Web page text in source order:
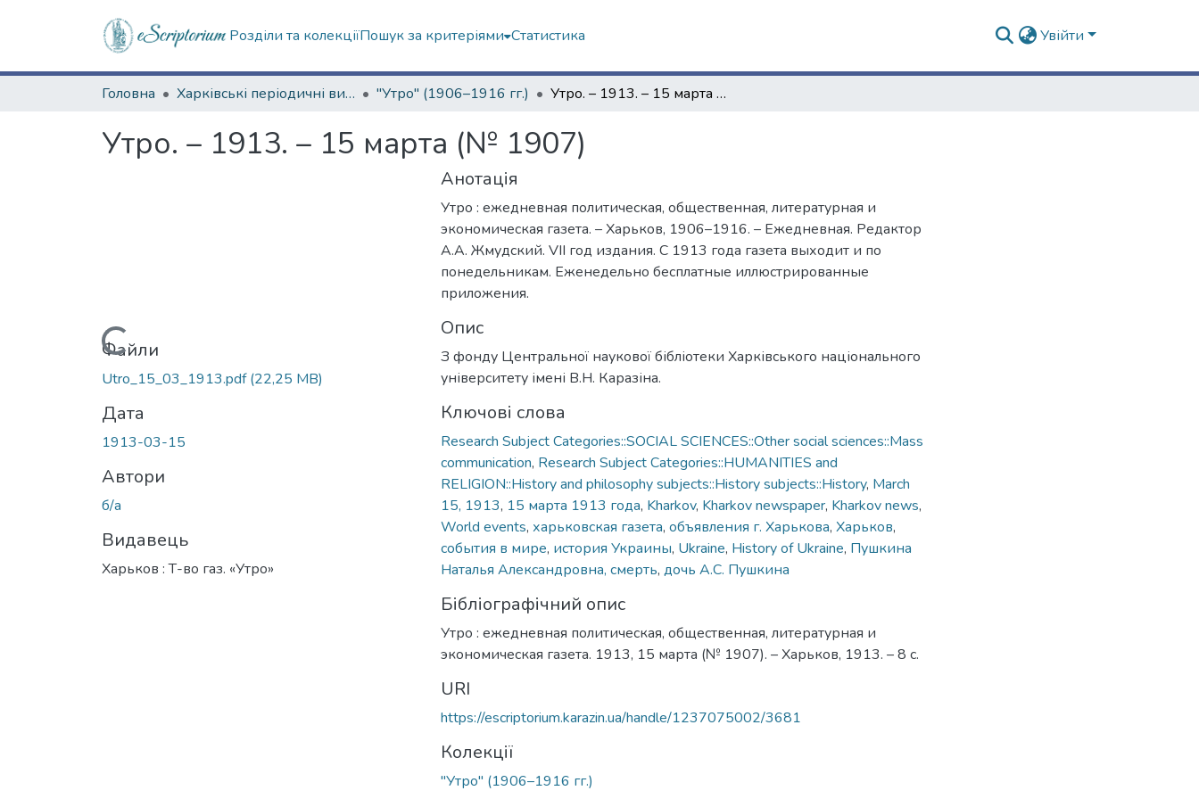
Розділи та колекціїПошук за критеріями Статистика Увійти
Головна Харківські періодичні видання "Утро" (1906–1916 гг.) Утро. – 1913. – 15 марта (№ 1907)
Утро. – 1913. – 15 марта (№ 1907)
Вантажиться...
Файли
Utro_15_03_1913.pdf(22,25 MB)
Дата
1913-03-15
Автори
б/а
Видавець
Харьков : Т-во газ. «Утро»
Анотація
Утро : ежедневная политическая, общественная, литературная и
экономическая газета. – Харьков, 1906–1916. – Ежедневная. Редактор
А.А. Жмудский. VII год издания. С 1913 года газета выходит и по
понедельникам. Еженедельно бесплатные иллюстрированные
приложения.
Опис
З фонду Центральної наукової бібліотеки Харківського національного
університету імені В.Н. Каразіна.
Ключові слова
Research Subject Categories::SOCIAL SCIENCES::Other social sciences::Mass
communication, Research Subject Categories::HUMANITIES and
RELIGION::History and philosophy subjects::History subjects::History, March
15, 1913, 15 марта 1913 года, Kharkov, Kharkov newspaper, Kharkov news,
World events, харьковская газета, объявления г. Харькова, Харьков,
события в мире, история Украины, Ukraine, History of Ukraine, Пушкина
Наталья Александровна, смерть, дочь А.С. Пушкина
Бібліографічний опис
Утро : ежедневная политическая, общественная, литературная и
экономическая газета. 1913, 15 марта (№ 1907). – Харьков, 1913. – 8 с.
URI
https://escriptorium.karazin.ua/handle/1237075002/3681
Колекції
"Утро" (1906–1916 гг.)